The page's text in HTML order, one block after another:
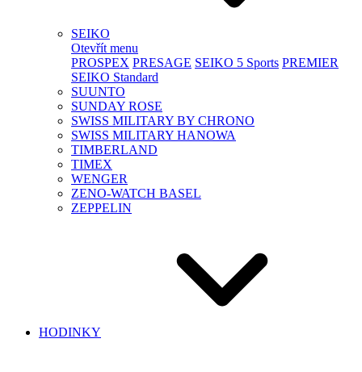
SEIKO
Otevřít menu
PROSPEX PRESAGE SEIKO 5 Sports PREMIER
SEIKO Standard
SUUNTO
SUNDAY ROSE
SWISS MILITARY BY CHRONO
SWISS MILITARY HANOWA
TIMBERLAND
TIMEX
WENGER
ZENO-WATCH BASEL
ZEPPELIN
HODINKY